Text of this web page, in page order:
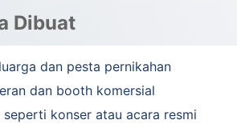
Dibuat
dan pesta pernikahan
dan booth komersial
konser atau acara resmi